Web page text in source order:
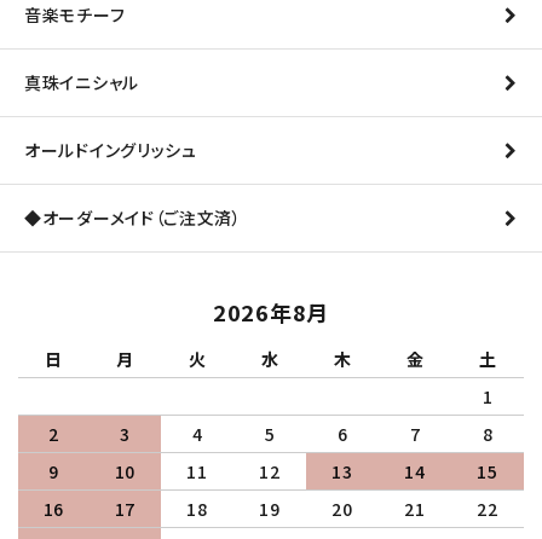
音楽モチーフ
真珠イニシャル
オールドイングリッシュ
◆オーダーメイド（ご注文済）
2026年8月
日 月 火 水 木 金
土
1
2
3 4 5 6 7
8
9
10 11 12 13 14
15
16
17 18 19 20 21
22